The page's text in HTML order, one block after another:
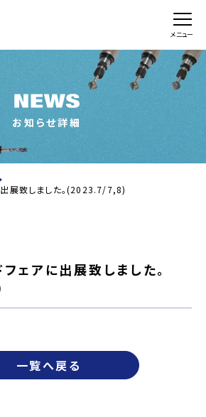
メニュー
お知らせ詳細
展致しました。(2023.7/7,8)
ェアに出展致しました。
一覧へ戻る